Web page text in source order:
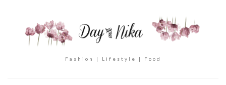
Fashion | Lifestyle | Food